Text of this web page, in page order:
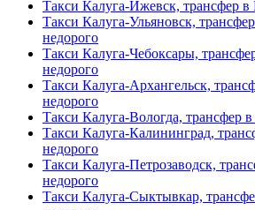
Такси Калуга-Ижевск, трансфер
Такси Калуга-Ульяновск,
недорого
Такси Калуга-Чебоксары,
недорого
Такси Калуга-Архангельск,
недорого
Такси Калуга-Вологда, трансфер
Такси Калуга-Калининград,
недорого
Такси Калуга-Петрозаводск,
недорого
Такси Калуга-Сыктывкар,